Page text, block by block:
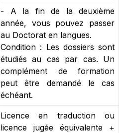
- A la fin de la deuxième
année, vous pouvez passer
au Doctorat en langues.
Condition : Les dossiers sont
étudiés au cas par cas. Un
complément de formation
peut être demandé le cas
échéant.
Licence en traduction ou
licence jugée équivalente +